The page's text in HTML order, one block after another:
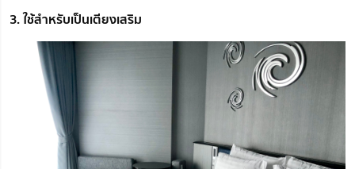
3. ใช้สำหรับเป็นเตียงเสริม